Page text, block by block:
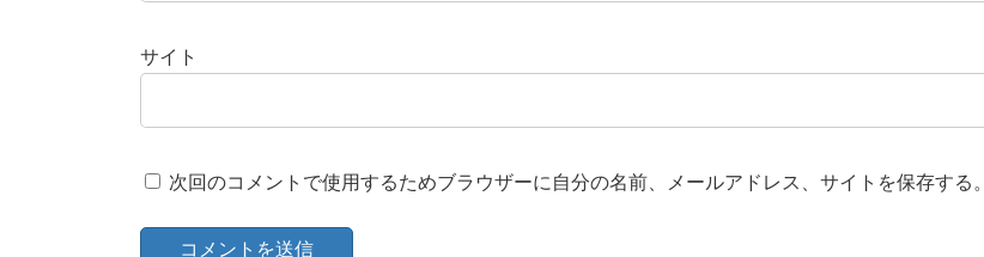
サイト
次回のコメントで使用するためブラウザーに自分の名前、メールアドレス、サイトを保存する。